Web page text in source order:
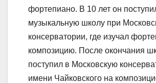
фортепиано. В 10 лет он
музыкальную школу при
консерватории, где изучал
композицию. После окончания
поступил в Московскую
имени Чайковского на